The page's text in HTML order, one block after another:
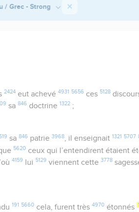
/ Grec - Strong
2424eut achevé 4931 5656 ces 5128
sa846 doctrine 1322 ;
sa 846 patrie 3968, il enseignait 1321 5707
5620 ceux qui l’entendirent étaient
4159 lui 5129 viennent cette3778
191 5660 cela, furent très 4970 étonnés